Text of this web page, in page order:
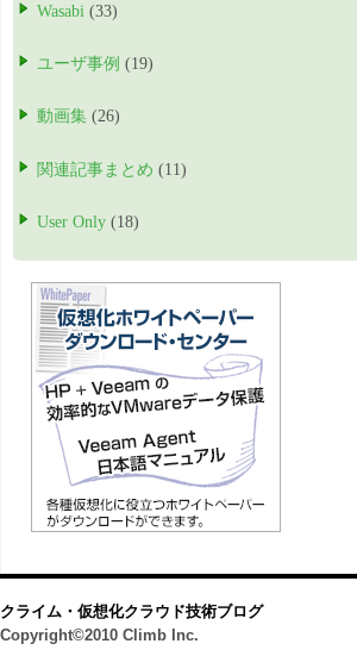
Wasabi (33)
ユーザ事例 (19)
動画集 (26)
関連記事まとめ (11)
User Only (18)
クライム・仮想化クラウド技術ブログ
Copyright©2010 Climb Inc.